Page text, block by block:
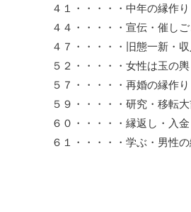
４１・・・・・中年の縁作
４４・・・・・宣伝・催し
４７・・・・・旧態一新・
５２・・・・・女性は玉の
５７・・・・・再婚の縁作
５９・・・・・研究・移転
６０・・・・・縁返し・入
６１・・・・・学ぶ・男性